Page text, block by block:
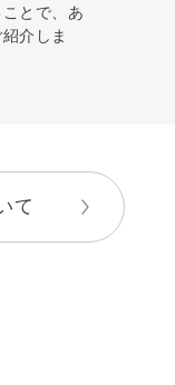
とで、あ
介しま
て